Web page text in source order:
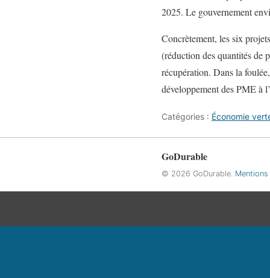
2025. Le gouvernement
Concrètement, les six
(réduction des quantités de
récupération. Dans la
développement des PME à
Catégories : Économie
GoDurable
© 2026 GoDurable. Mentions